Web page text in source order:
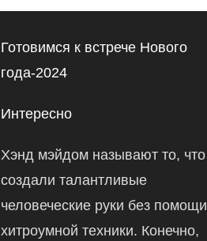
Готовимся к встрече Нового
года-2024
Интересно
Хэнд мэйдом называют то, что
создали талантливые
человеческие руки без помощи
хитроумной техники. Конечно,